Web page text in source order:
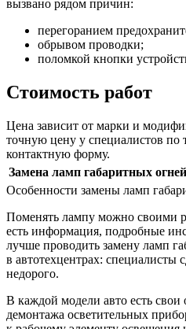
вызвано рядом причин:
перегоранием
обрывом проводки;
поломкой кнопки
Стоимость работ
Цена зависит от марки и
точную цену у специалистов по
контактную форму.
Замена ламп габаритных огней
Особенности замены ламп
Поменять лампу можно своими
есть информация, подробные
лучше проводить замену ламп
в автотехцентрах: специалисты
недорого.
В каждой модели авто есть свои
демонтажа осветительных